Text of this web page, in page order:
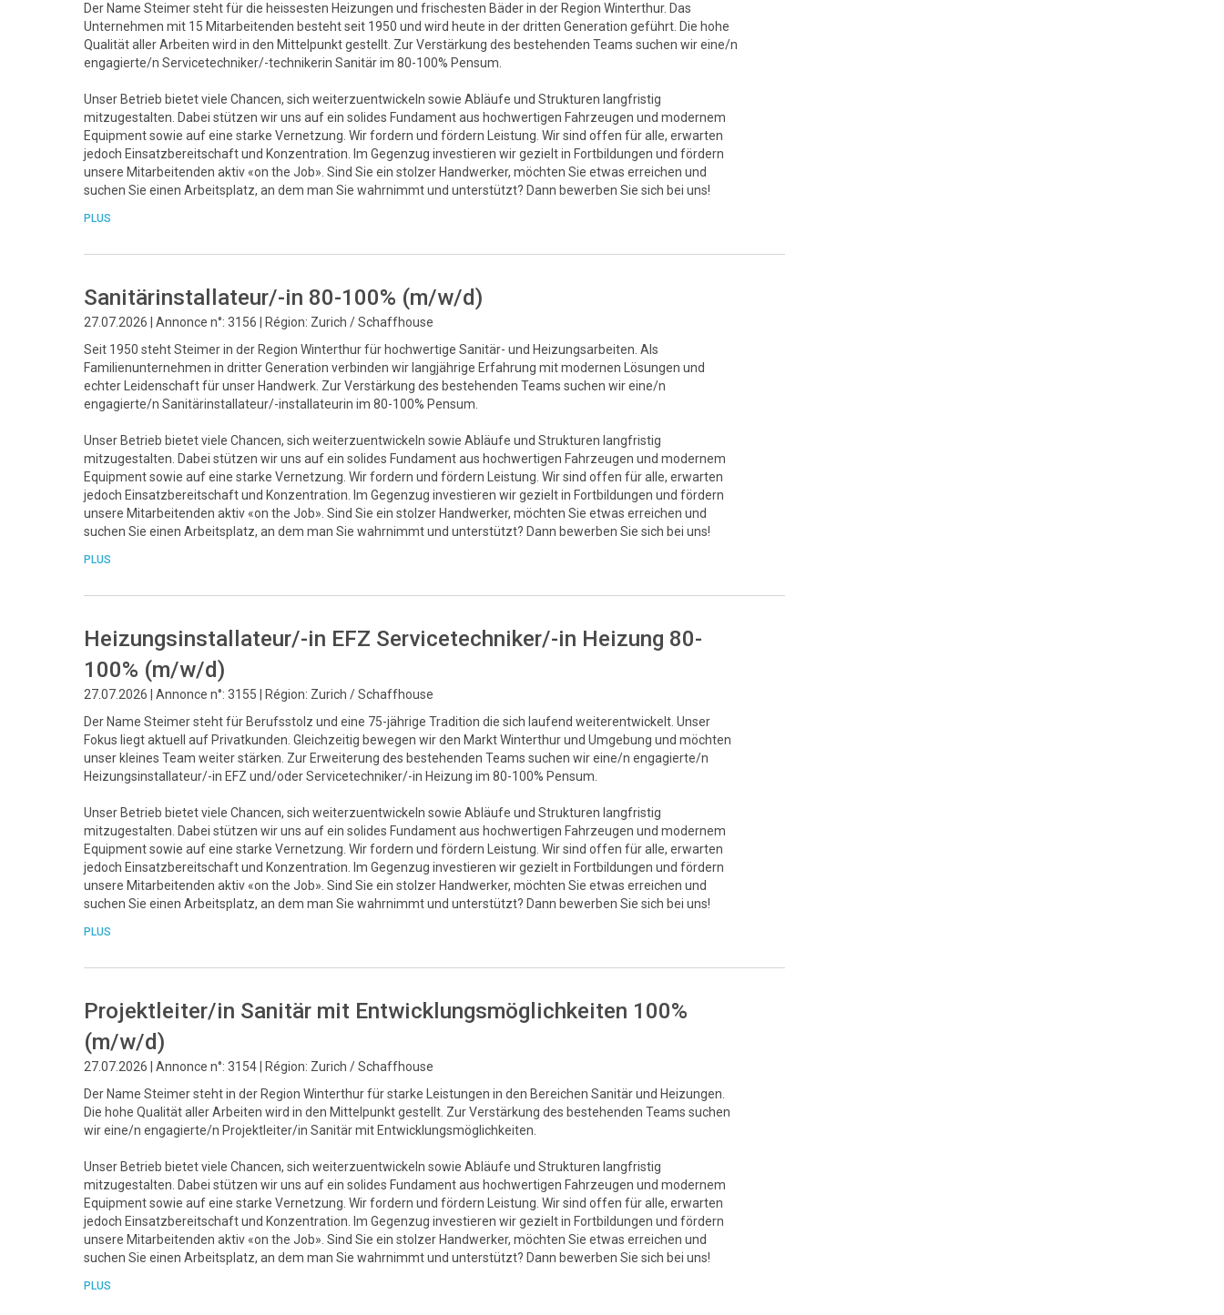
Der Name Steimer steht für die heissesten Heizungen und frischesten Bäder in der Region Winterthur. Das
Unternehmen mit 15 Mitarbeitenden besteht seit 1950 und wird heute in der dritten Generation geführt. Die hohe
Qualität aller Arbeiten wird in den Mittelpunkt gestellt. Zur Verstärkung des bestehenden Teams suchen wir eine/n
engagierte/n Servicetechniker/-technikerin Sanitär im 80-100% Pensum.
Unser Betrieb bietet viele Chancen, sich weiterzuentwickeln sowie Abläufe und Strukturen langfristig
mitzugestalten. Dabei stützen wir uns auf ein solides Fundament aus hochwertigen Fahrzeugen und modernem
Equipment sowie auf eine starke Vernetzung. Wir fordern und fördern Leistung. Wir sind offen für alle, erwarten
jedoch Einsatzbereitschaft und Konzentration. Im Gegenzug investieren wir gezielt in Fortbildungen und fördern
unsere Mitarbeitenden aktiv «on the Job». Sind Sie ein stolzer Handwerker, möchten Sie etwas erreichen und
suchen Sie einen Arbeitsplatz, an dem man Sie wahrnimmt und unterstützt? Dann bewerben Sie sich bei uns!
PLUS
Sanitärinstallateur/-in 80-100% (m/w/d)
27.07.2026 | Annonce n°: 3156 | Région: Zurich / Schaffhouse
Seit 1950 steht Steimer in der Region Winterthur für hochwertige Sanitär- und Heizungsarbeiten. Als
Familienunternehmen in dritter Generation verbinden wir langjährige Erfahrung mit modernen Lösungen und
echter Leidenschaft für unser Handwerk. Zur Verstärkung des bestehenden Teams suchen wir eine/n
engagierte/n Sanitärinstallateur/-installateurin im 80-100% Pensum.
Unser Betrieb bietet viele Chancen, sich weiterzuentwickeln sowie Abläufe und Strukturen langfristig
mitzugestalten. Dabei stützen wir uns auf ein solides Fundament aus hochwertigen Fahrzeugen und modernem
Equipment sowie auf eine starke Vernetzung. Wir fordern und fördern Leistung. Wir sind offen für alle, erwarten
jedoch Einsatzbereitschaft und Konzentration. Im Gegenzug investieren wir gezielt in Fortbildungen und fördern
unsere Mitarbeitenden aktiv «on the Job». Sind Sie ein stolzer Handwerker, möchten Sie etwas erreichen und
suchen Sie einen Arbeitsplatz, an dem man Sie wahrnimmt und unterstützt? Dann bewerben Sie sich bei uns!
PLUS
Heizungsinstallateur/-in EFZ Servicetechniker/-in Heizung 80-
100% (m/w/d)
27.07.2026 | Annonce n°: 3155 | Région: Zurich / Schaffhouse
Der Name Steimer steht für Berufsstolz und eine 75-jährige Tradition die sich laufend weiterentwickelt. Unser
Fokus liegt aktuell auf Privatkunden. Gleichzeitig bewegen wir den Markt Winterthur und Umgebung und möchten
unser kleines Team weiter stärken. Zur Erweiterung des bestehenden Teams suchen wir eine/n engagierte/n
Heizungsinstallateur/-in EFZ und/oder Servicetechniker/-in Heizung im 80-100% Pensum.
Unser Betrieb bietet viele Chancen, sich weiterzuentwickeln sowie Abläufe und Strukturen langfristig
mitzugestalten. Dabei stützen wir uns auf ein solides Fundament aus hochwertigen Fahrzeugen und modernem
Equipment sowie auf eine starke Vernetzung. Wir fordern und fördern Leistung. Wir sind offen für alle, erwarten
jedoch Einsatzbereitschaft und Konzentration. Im Gegenzug investieren wir gezielt in Fortbildungen und fördern
unsere Mitarbeitenden aktiv «on the Job». Sind Sie ein stolzer Handwerker, möchten Sie etwas erreichen und
suchen Sie einen Arbeitsplatz, an dem man Sie wahrnimmt und unterstützt? Dann bewerben Sie sich bei uns!
PLUS
Projektleiter/in Sanitär mit Entwicklungsmöglichkeiten 100%
(m/w/d)
27.07.2026 | Annonce n°: 3154 | Région: Zurich / Schaffhouse
Der Name Steimer steht in der Region Winterthur für starke Leistungen in den Bereichen Sanitär und Heizungen.
Die hohe Qualität aller Arbeiten wird in den Mittelpunkt gestellt. Zur Verstärkung des bestehenden Teams suchen
wir eine/n engagierte/n Projektleiter/in Sanitär mit Entwicklungsmöglichkeiten.
Unser Betrieb bietet viele Chancen, sich weiterzuentwickeln sowie Abläufe und Strukturen langfristig
mitzugestalten. Dabei stützen wir uns auf ein solides Fundament aus hochwertigen Fahrzeugen und modernem
Equipment sowie auf eine starke Vernetzung. Wir fordern und fördern Leistung. Wir sind offen für alle, erwarten
jedoch Einsatzbereitschaft und Konzentration. Im Gegenzug investieren wir gezielt in Fortbildungen und fördern
unsere Mitarbeitenden aktiv «on the Job». Sind Sie ein stolzer Handwerker, möchten Sie etwas erreichen und
suchen Sie einen Arbeitsplatz, an dem man Sie wahrnimmt und unterstützt? Dann bewerben Sie sich bei uns!
PLUS